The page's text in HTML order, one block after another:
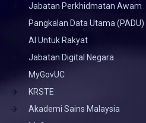
Jabatan Perkhidmatan Awam
Pangkalan Data Utama (PADU)
AI Untuk Rakyat
Jabatan Digital Negara
MyGovUC
KRSTE
Akademi Sains Malaysia